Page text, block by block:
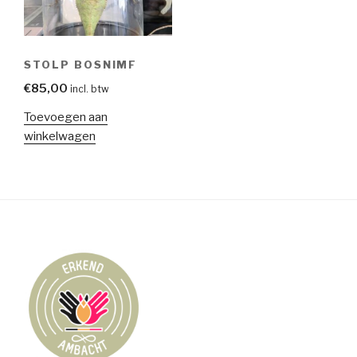
STOLP BOSNIMF
€85,00 incl. btw
Toevoegen aan
winkelwagen